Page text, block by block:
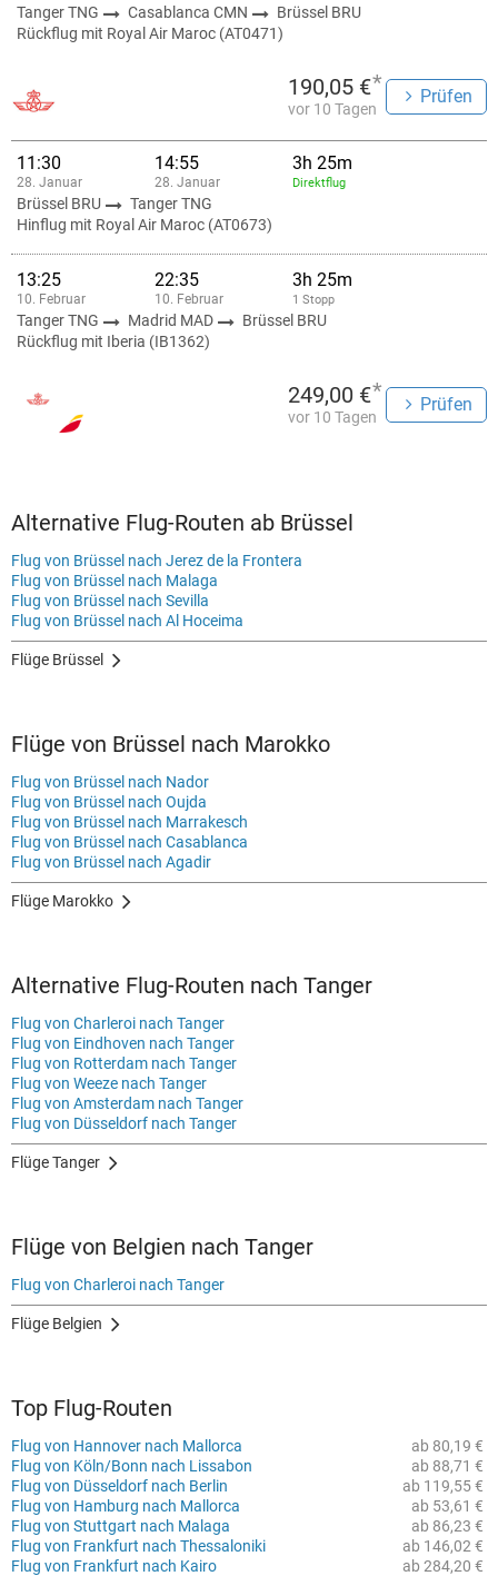
Tanger TNG Casablanca CMN
Brüssel BRU
Rückflug mit Royal Air Maroc (AT0471)
190,05 €*
vor 10 Tagen
Prüfen
11:30
28. Januar
14:55
28. Januar
3h 25m
Direktflug
Brüssel BRU
Tanger TNG
Hinflug mit Royal Air Maroc (AT0673)
13:25
10. Februar
22:35
10. Februar
3h 25m
1 Stopp
Tanger TNG Madrid MAD
Brüssel BRU
Rückflug mit Iberia (IB1362)
249,00 €*
vor 10 Tagen
Prüfen
Alternative Flug-Routen ab Brüssel
Flug von Brüssel nach Jerez de la Frontera
Flug von Brüssel nach Malaga
Flug von Brüssel nach Sevilla
Flug von Brüssel nach Al Hoceima
Flüge Brüssel
Flüge von Brüssel nach Marokko
Flug von Brüssel nach Nador
Flug von Brüssel nach Oujda
Flug von Brüssel nach Marrakesch
Flug von Brüssel nach Casablanca
Flug von Brüssel nach Agadir
Flüge Marokko
Alternative Flug-Routen nach Tanger
Flug von Charleroi nach Tanger
Flug von Eindhoven nach Tanger
Flug von Rotterdam nach Tanger
Flug von Weeze nach Tanger
Flug von Amsterdam nach Tanger
Flug von Düsseldorf nach Tanger
Flüge Tanger
Flüge von Belgien nach Tanger
Flug von Charleroi nach Tanger
Flüge Belgien
Top Flug-Routen
ab 80,19 €
Flug von Hannover nach Mallorca
ab 88,71 €
Flug von Köln/Bonn nach Lissabon
ab 119,55 €
Flug von Düsseldorf nach Berlin
ab 53,61 €
Flug von Hamburg nach Mallorca
ab 86,23 €
Flug von Stuttgart nach Malaga
ab 146,02 €
Flug von Frankfurt nach Thessaloniki
ab 284,20 €
Flug von Frankfurt nach Kairo